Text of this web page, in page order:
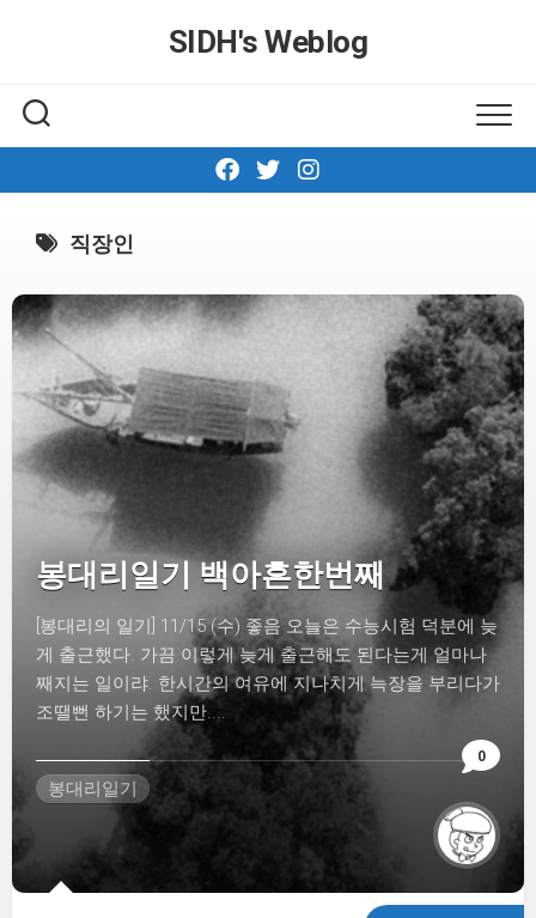
SIDH′s Weblog
직장인
0
봉대리일기 백아흔한번째
[봉대리의 일기] 11/15 (수) 좋음 오늘은 수능시험 덕분에 늦
게 출근했다. 가끔 이렇게 늦게 출근해도 된다는게 얼마나
째지는 일이랴. 한시간의 여유에 지나치게 늑장을 부리다가
조땔뻔 하기는 했지만....
봉대리일기